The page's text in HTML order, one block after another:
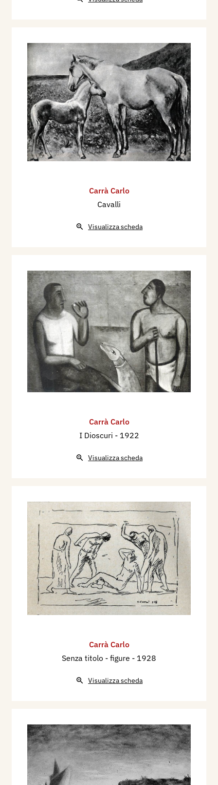
Carrà Carlo
Cavalli
Visualizza scheda
Carrà Carlo
I Dioscuri - 1922
Visualizza scheda
Carrà Carlo
Senza titolo - figure - 1928
Visualizza scheda